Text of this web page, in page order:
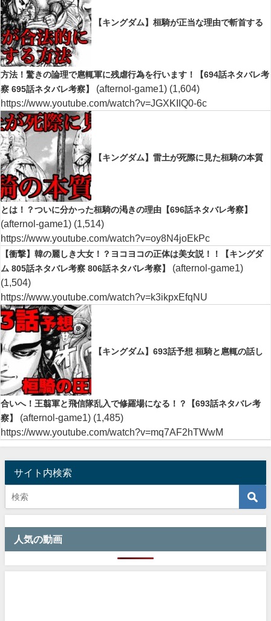
【キングダム】桓騎が正当な理由で斬首する
方法！驚きの論理で扈輒軍に残虐行為を行います！【694話ネタバレ考
察 695話ネタバレ考察】
(afternol-game1) (1,604)
https://www.youtube.com/watch?v=JGXKIIQ0-6c
【キングダム】雷土が死際に見た桓騎の本質
とは！？ついに分かった桓騎の渇きの理由【696話ネタバレ考察】
(afternol-game1) (1,514)
https://www.youtube.com/watch?v=oy8N4joEkPc
【衝撃】韓の麗しき大女！？ヨコヨコの正体は美女説！！【キングダ
ム 805話ネタバレ考察 806話ネタバレ考察】
(afternol-game1)
(1,504)
https://www.youtube.com/watch?v=k3ikpxEfqNU
【キングダム】693話予想 桓騎と扈輒の話し
合いへ！王翦軍と飛信隊乱入で修羅場になる！？【693話ネタバレ考
察】
(afternol-game1) (1,485)
https://www.youtube.com/watch?v=mq7AF2hTWwM
サイト内検索
人気の動画